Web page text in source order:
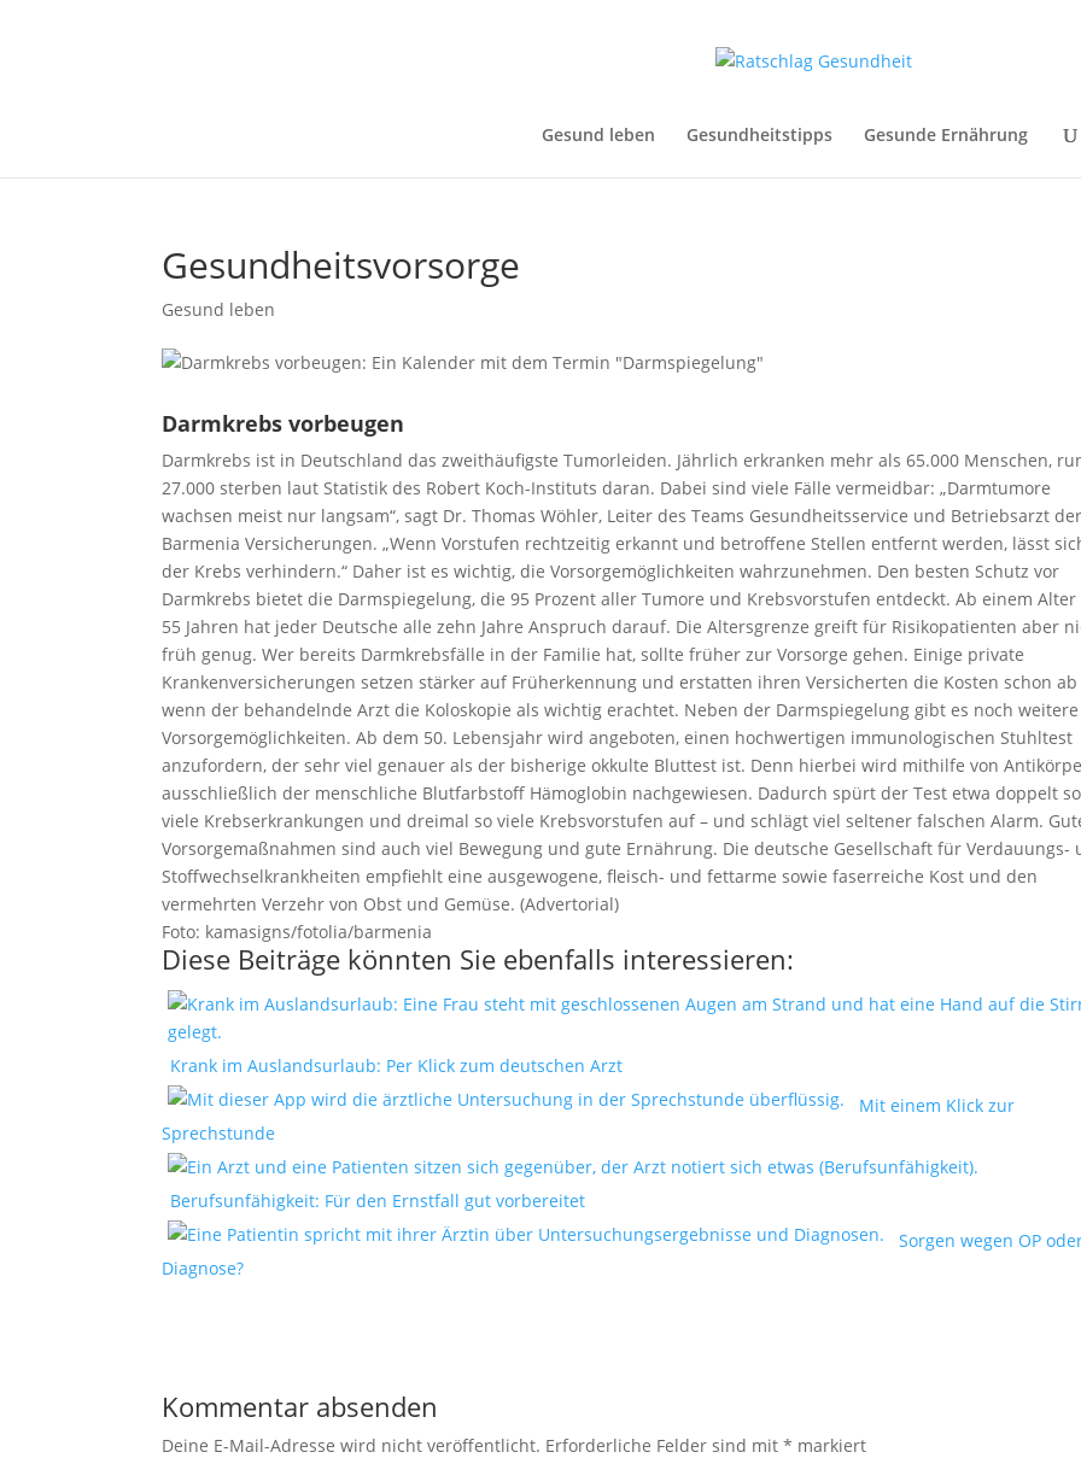
Gesund leben Gesundheitstipps Gesunde Ernährung
Gesundheitsvorsorge
Gesund leben
Darmkrebs vorbeugen
Darmkrebs ist in Deutschland das zweithäufigste Tumorleiden. Jährlich erkranken mehr als 65.000 Menschen,
27.000 sterben laut Statistik des Robert Koch-Instituts daran. Dabei sind viele Fälle vermeidbar: „Darmtumore
wachsen meist nur langsam“, sagt Dr. Thomas Wöhler, Leiter des Teams Gesundheitsservice und Betriebsarzt
Barmenia Versicherungen. „Wenn Vorstufen rechtzeitig erkannt und betroffene Stellen entfernt werden, lässt
der Krebs verhindern.“ Daher ist es wichtig, die Vorsorgemöglichkeiten wahrzunehmen. Den besten Schutz vor
Darmkrebs bietet die Darmspiegelung, die 95 Prozent aller Tumore und Krebsvorstufen entdeckt. Ab einem Alter
55 Jahren hat jeder Deutsche alle zehn Jahre Anspruch darauf. Die Altersgrenze greift für Risikopatienten aber
früh genug. Wer bereits Darmkrebsfälle in der Familie hat, sollte früher zur Vorsorge gehen. Einige private
Krankenversicherungen setzen stärker auf Früherkennung und erstatten ihren Versicherten die Kosten schon ab
wenn der behandelnde Arzt die Koloskopie als wichtig erachtet. Neben der Darmspiegelung gibt es noch weitere
Vorsorgemöglichkeiten. Ab dem 50. Lebensjahr wird angeboten, einen hochwertigen immunologischen Stuhltest
anzufordern, der sehr viel genauer als der bisherige okkulte Bluttest ist. Denn hierbei wird mithilfe von
ausschließlich der menschliche Blutfarbstoff Hämoglobin nachgewiesen. Dadurch spürt der Test etwa doppelt so
viele Krebserkrankungen und dreimal so viele Krebsvorstufen auf – und schlägt viel seltener falschen Alarm.
Vorsorgemaßnahmen sind auch viel Bewegung und gute Ernährung. Die deutsche Gesellschaft für Verdauungs-
Stoffwechselkrankheiten empfiehlt eine ausgewogene, fleisch- und fettarme sowie faserreiche Kost und den
vermehrten Verzehr von Obst und Gemüse. (Advertorial)
Foto: kamasigns/fotolia/barmenia
Diese Beiträge könnten Sie ebenfalls interessieren:
Krank im Auslandsurlaub: Per Klick zum deutschen Arzt
Mit einem Klick zur
Sprechstunde
Berufsunfähigkeit: Für den Ernstfall gut vorbereitet
Sorgen wegen OP
Diagnose?
Kommentar absenden
Deine E-Mail-Adresse wird nicht veröffentlicht. Erforderliche Felder sind mit* markiert